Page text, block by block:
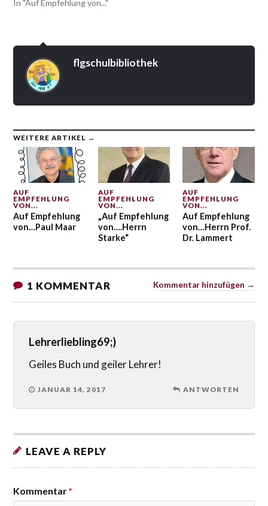
In "Auf Empfehlung von..."
flgschulbibliothek
WEITERE ARTIKEL →
AUF
EMPFEHLUNG
VON...
Auf Empfehlung
von…Paul Maar
AUF
EMPFEHLUNG
VON...
„Auf Empfehlung
von….Herrn
Starke“
AUF
EMPFEHLUNG
VON...
Auf Empfehlung
von…Herrn Prof.
Dr. Lammert
1 KOMMENTAR Kommentar hinzufügen →
Lehrerliebling69;)
Geiles Buch und geiler Lehrer!
JANUAR 14, 2017 ANTWORTEN
LEAVE A REPLY
Kommentar*